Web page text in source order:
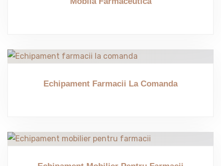
Echipament Farmacii La Comanda